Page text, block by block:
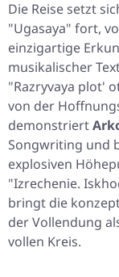
Die Reise setzt
"Ugasaya" fort,
einzigartige
musikalischer
"Razryvaya plot'
von der
demonstriert
Songwriting und
explosiven
"Izrechenie.
bringt die
der Vollendung
vollen Kreis.